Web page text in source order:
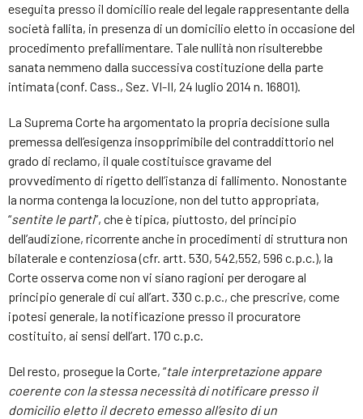
eseguita presso il domicilio reale del legale rappresentante della
società fallita, in presenza di un domicilio eletto in occasione del
procedimento prefallimentare. Tale nullità non risulterebbe
sanata nemmeno dalla successiva costituzione della parte
intimata (conf. Cass., Sez. VI-II, 24 luglio 2014 n. 16801).
La Suprema Corte ha argomentato la propria decisione sulla
premessa dell’esigenza insopprimibile del contraddittorio nel
grado di reclamo, il quale costituisce gravame del
provvedimento di rigetto dell’istanza di fallimento. Nonostante
la norma contenga la locuzione, non del tutto appropriata,
“sentite le parti”, che è tipica, piuttosto, del principio
dell’audizione, ricorrente anche in procedimenti di struttura non
bilaterale e contenziosa (cfr. artt. 530, 542,552, 596 c.p.c.), la
Corte osserva come non vi siano ragioni per derogare al
principio generale di cui all’art. 330 c.p.c., che prescrive, come
ipotesi generale, la notificazione presso il procuratore
costituito, ai sensi dell’art. 170 c.p.c.
Del resto, prosegue la Corte, “tale interpretazione appare
coerente con la stessa necessità di notificare presso il
domicilio eletto il decreto emesso all’esito di un